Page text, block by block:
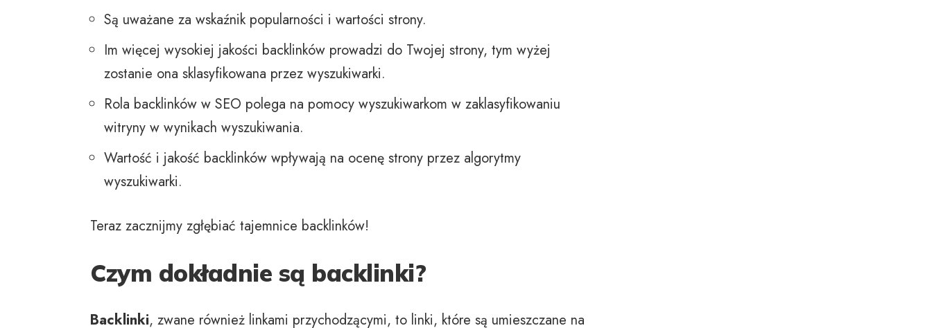
Są uważane za wskaźnik popularności i wartości strony.
Im więcej wysokiej jakości backlinków prowadzi do Twojej strony, tym wyżej
zostanie ona sklasyfikowana przez wyszukiwarki.
Rola backlinków w SEO polega na pomocy wyszukiwarkom w zaklasyfikowaniu
witryny w wynikach wyszukiwania.
Wartość i jakość backlinków wpływają na ocenę strony przez algorytmy
wyszukiwarki.
Teraz zacznijmy zgłębiać tajemnice backlinków!
Czym dokładnie są backlinki?
Backlinki, zwane również linkami przychodzącymi, to linki, które są umieszczane na